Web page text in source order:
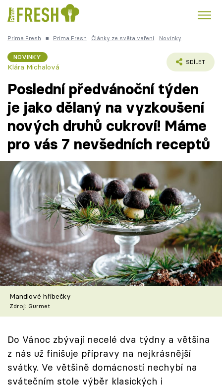
Česká kuchyně
Témata
Recepty
Články
TV Program
Škola vaření
Recepty z TV
Speciál: Cuketa
Těhotnej kuchař
Přihlášení
Prima Fresh ■ Prima Fresh Články ze světa vaření Novinky
NOVINKY
Klára Michalová
SDÍLET
Poslední předvánoční týden
je jako dělaný na vyzkoušení
nových druhů cukroví! Máme
pro vás 7 nevšedních receptů
Mandlové hříbečky
Zdroj: Gurmet
Do Vánoc zbývají necelé dva týdny a většina
z nás už finišuje přípravy na nejkrásnější
svátky. Ve většině domácností nechybí na
svátečním stole výběr klasických i